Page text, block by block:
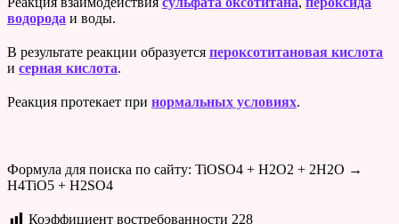
водорода и воды.
В результате реакции образуется пероксотитановая кислота
и серная кислота.
Реакция протекает при нормальных условиях.
Формула для поиска по сайту: TiOSO4 + H2O2 + 2H2O →
H4TiO5 + H2SO4
Коэффициент востребованности 228